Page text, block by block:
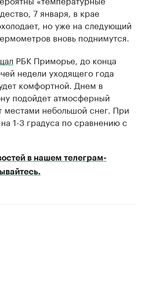
7 января, в крае
но уже на следующий
вновь поднимутся.
РБК Приморье, до конца
недели уходящего года
комфортной. Днем в
подойдет атмосферный
местами небольшой снег. При
на 1-3 градуса по сравнению с
в нашем телеграм-